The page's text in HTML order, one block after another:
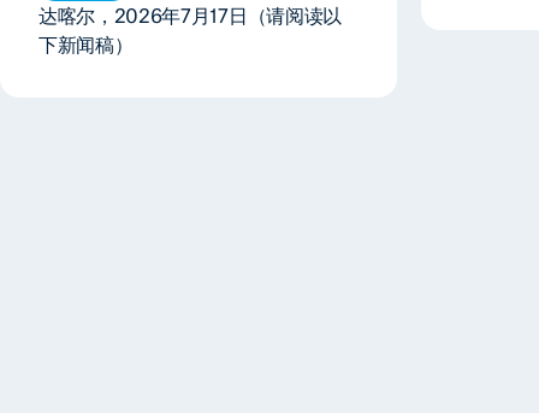
达喀尔，2026年7月17日（请阅读以
下新闻稿）